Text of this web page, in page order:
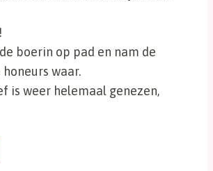
boerin op pad en nam de
waar.
is weer helemaal genezen,